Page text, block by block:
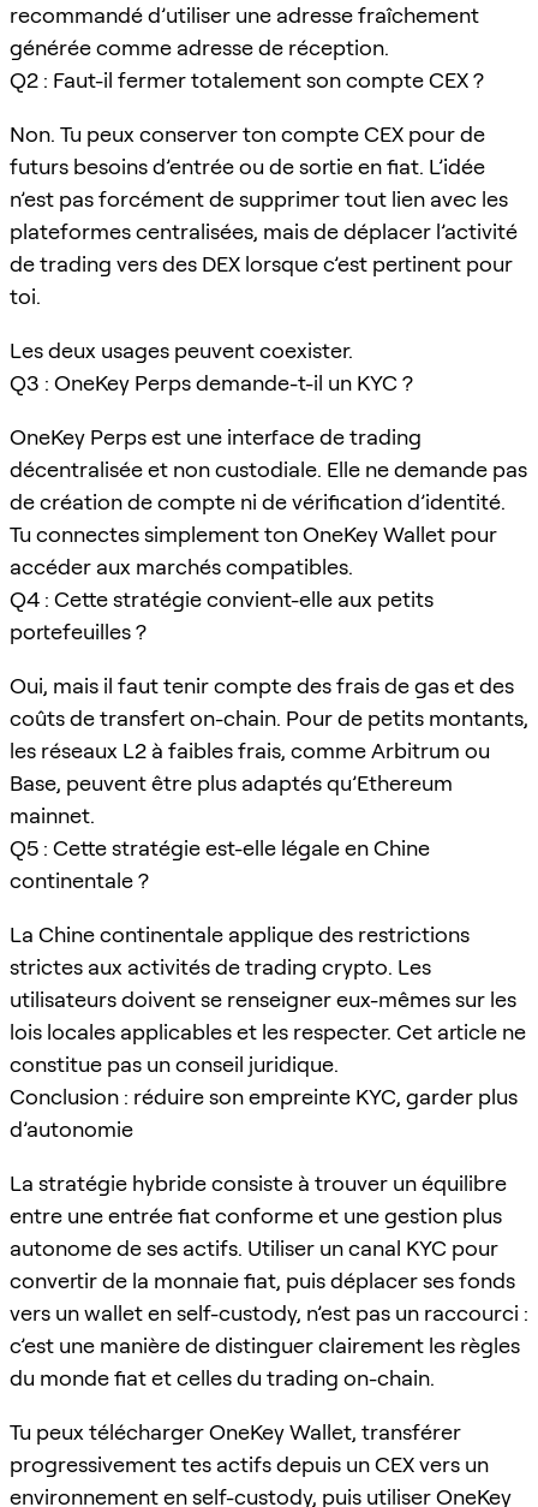
recommandé d’utiliser une adresse fraîchement
générée comme adresse de réception.
Q2 : Faut-il fermer totalement son compte CEX ?
Non. Tu peux conserver ton compte CEX pour de
futurs besoins d’entrée ou de sortie en fiat. L’idée
n’est pas forcément de supprimer tout lien avec les
plateformes centralisées, mais de déplacer l’activité
de trading vers des DEX lorsque c’est pertinent pour
toi.
Les deux usages peuvent coexister.
Q3 : OneKey Perps demande-t-il un KYC ?
OneKey Perps est une interface de trading
décentralisée et non custodiale. Elle ne demande pas
de création de compte ni de vérification d’identité.
Tu connectes simplement ton OneKey Wallet pour
accéder aux marchés compatibles.
Q4 : Cette stratégie convient-elle aux petits
portefeuilles ?
Oui, mais il faut tenir compte des frais de gas et des
coûts de transfert on-chain. Pour de petits montants,
les réseaux L2 à faibles frais, comme Arbitrum ou
Base, peuvent être plus adaptés qu’Ethereum
mainnet.
Q5 : Cette stratégie est-elle légale en Chine
continentale ?
La Chine continentale applique des restrictions
strictes aux activités de trading crypto. Les
utilisateurs doivent se renseigner eux-mêmes sur les
lois locales applicables et les respecter. Cet article ne
constitue pas un conseil juridique.
Conclusion : réduire son empreinte KYC, garder plus
d’autonomie
La stratégie hybride consiste à trouver un équilibre
entre une entrée fiat conforme et une gestion plus
autonome de ses actifs. Utiliser un canal KYC pour
convertir de la monnaie fiat, puis déplacer ses fonds
vers un wallet en self-custody, n’est pas un raccourci :
c’est une manière de distinguer clairement les règles
du monde fiat et celles du trading on-chain.
Tu peux télécharger OneKey Wallet, transférer
progressivement tes actifs depuis un CEX vers un
environnement en self-custody, puis utiliser OneKey